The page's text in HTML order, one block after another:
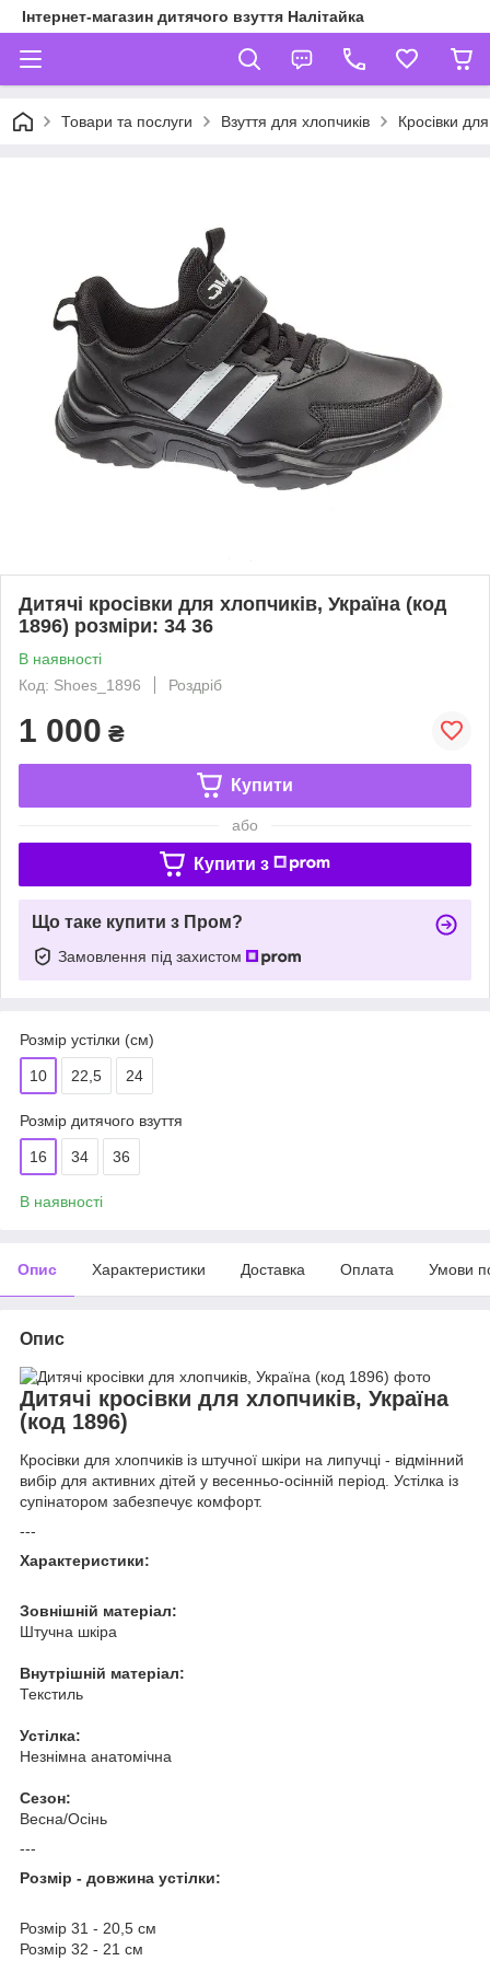
Інтернет-магазин дитячого взуття Налітайка
Товари та послуги Взуття для хлопчиків Кросівки
Дитячі кросівки для хлопчиків, Україна (код
1896) розміри: 34 36
В наявності
Код: Shoes_1896
Роздріб
1 000 ₴
Купити
або
Купити з
Що таке купити з Пром?
Замовлення під захистом
Розмір устілки (см)
10 22,5 24
Розмір дитячого взуття
16 34 36
В наявності
Опис Характеристики Доставка Оплата Умови
Опис
Дитячі кросівки для хлопчиків, Україна
(код 1896)
Кросівки для хлопчиків із штучної шкіри на липучці - відмінний
вибір для активних дітей у весенньо-осінній період. Устілка із
супінатором забезпечує комфорт.
---
Характеристики:
Зовнішній матеріал:
Штучна шкіра
Внутрішній матеріал:
Текстиль
Устілка:
Незнімна анатомічна
Сезон:
Весна/Осінь
---
Розмір - довжина устілки:
Розмір 31 - 20,5 см
Розмір 32 - 21 см